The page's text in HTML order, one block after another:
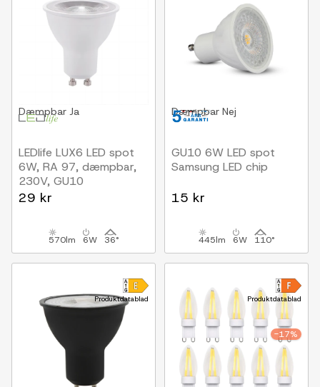
Dæmpbar Ja
LEDlife LUX6 LED spot
6W, RA 97, dæmpbar,
230V, GU10
29 kr
570lm 6W 36°
Dæmpbar Nej
GU10 6W LED spot
Samsung LED chip
15 kr
445lm 6W 110°
Produktdatablad Produktdatablad
-17%